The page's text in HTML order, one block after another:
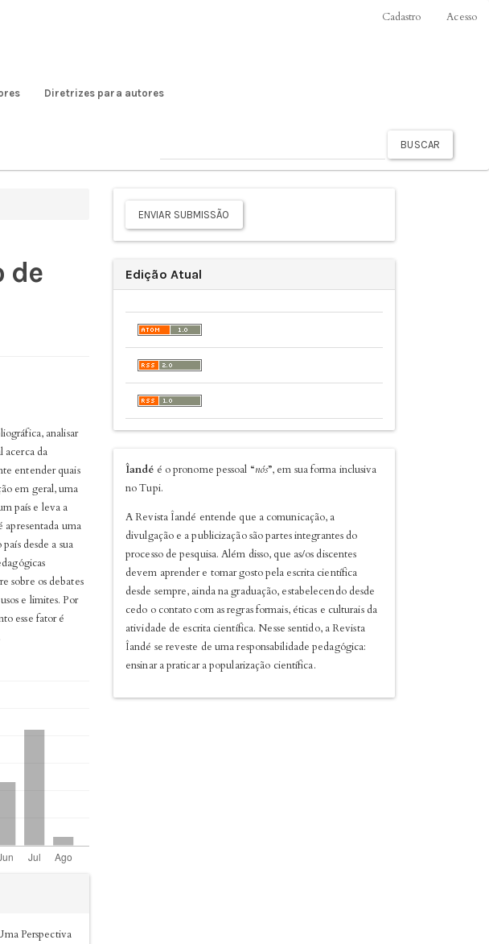
Cadastro Acesso
Diretrizes para autores
BUSCAR
de
analisar
acerca da
entender quais
em geral, uma
país e leva a
uma
desde a sua
sobre os debates
e limites. Por
esse fator é
Perspectiva
Submissão
ENVIAR SUBMISSÃO
Edição Atual
sobre
Îandé é o pronome pessoal “nós”, em sua forma inclusiva
no Tupi.
A Revista Îandé entende que a comunicação, a
divulgação e a publicização são partes integrantes do
processo de pesquisa. Além disso, que as/os discentes
devem aprender e tomar gosto pela escrita científica
desde sempre, ainda na graduação, estabelecendo desde
cedo o contato com as regras formais, éticas e culturais da
atividade de escrita científica. Nesse sentido, a Revista
Îandé se reveste de uma responsabilidade pedagógica:
ensinar a praticar a popularização científica.